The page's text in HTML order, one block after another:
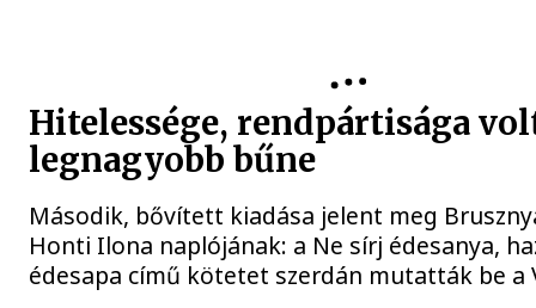
Hitelessége, rendpártisága
legnagyobb bűne
Második, bővített kiadása jelent meg
Honti Ilona naplójának: a Ne sírj édesanya,
édesapa című kötetet szerdán mutatták be a